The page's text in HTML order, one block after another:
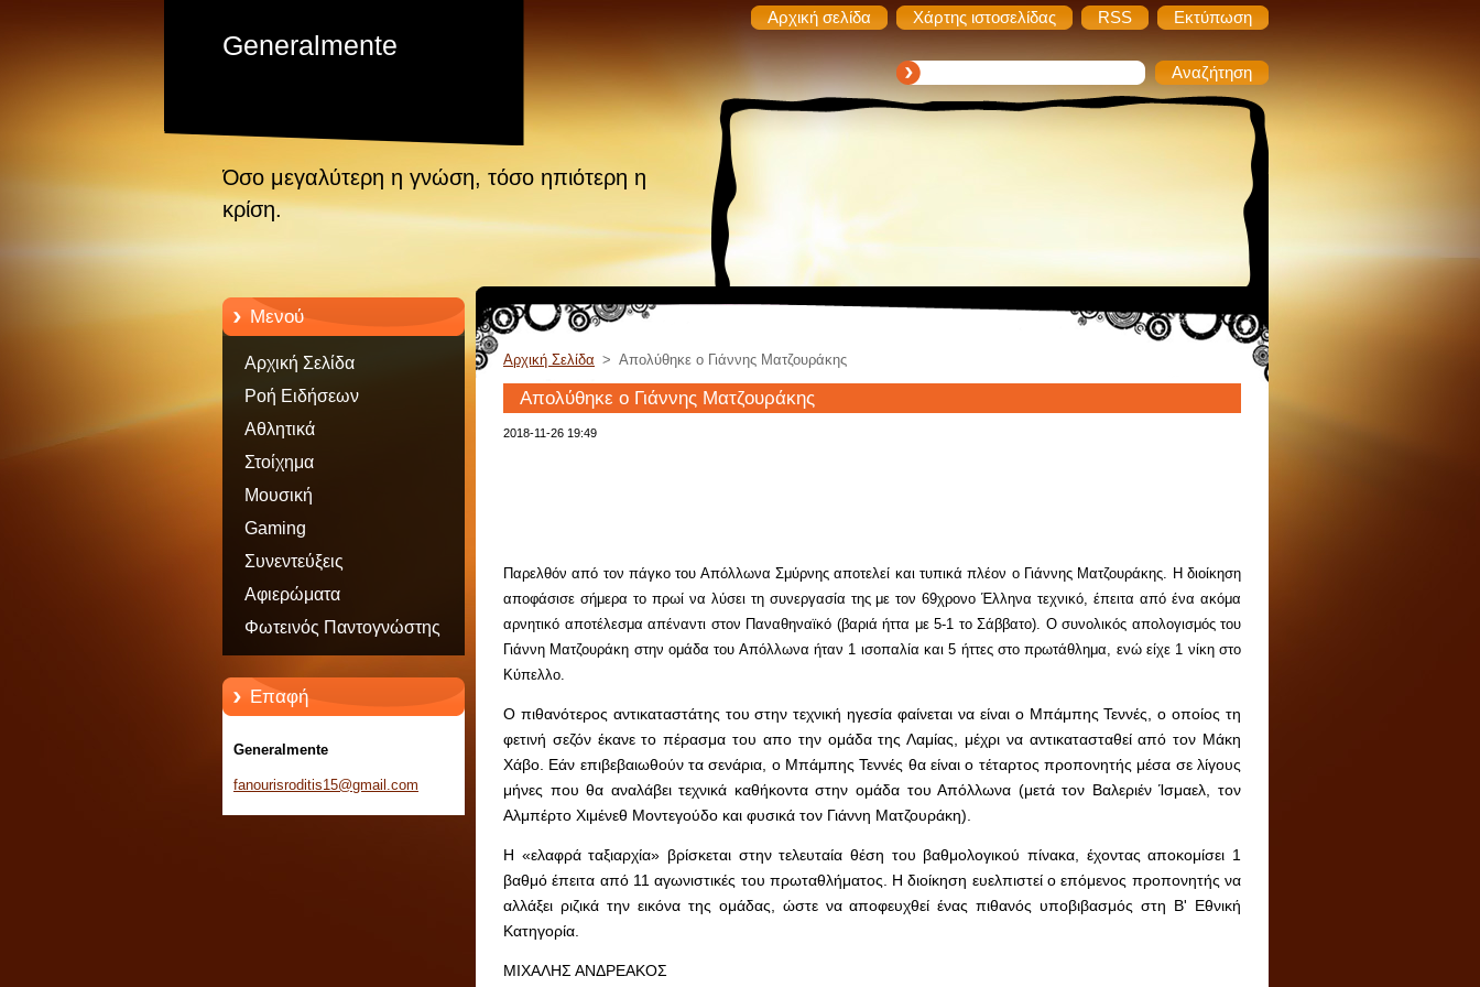
Αρχική σελίδα Χάρτης ιστοσελίδας RSS Εκτύπωση
Generalmente
Όσο μεγαλύτερη η γνώση, τόσο ηπιότερη η
κρίση.
Μενού
Αρχική Σελίδα
Ροή Ειδήσεων
Αθλητικά
Στοίχημα
Μουσική
Gaming
Συνεντεύξεις
Αφιερώματα
Φωτεινός Παντογνώστης
Επαφή
Generalmente
fanourisroditis15@gmail.com
Αρχική Σελίδα > Απολύθηκε ο Γιάννης Ματζουράκης
Απολύθηκε ο Γιάννης Ματζουράκης
2018-11-26 19:49
Παρελθόν από τον πάγκο του Απόλλωνα Σμύρνης αποτελεί και τυπικά πλέον ο Γιάννης Ματζουράκης. Η διοίκηση
αποφάσισε σήμερα το πρωί να λύσει τη συνεργασία της με τον 69χρονο Έλληνα τεχνικό, έπειτα από ένα ακόμα
αρνητικό αποτέλεσμα απέναντι στον Παναθηναϊκό (βαριά ήττα με 5-1 το Σάββατο). Ο συνολικός απολογισμός του
Γιάννη Ματζουράκη στην ομάδα του Απόλλωνα ήταν 1 ισοπαλία και 5 ήττες στο πρωτάθλημα, ενώ είχε 1 νίκη στο
Κύπελλο.
Ο πιθανότερος αντικαταστάτης του στην τεχνική ηγεσία φαίνεται να είναι ο Μπάμπης Τεννές, ο οποίος τη
φετινή σεζόν έκανε το πέρασμα του απο την ομάδα της Λαμίας, μέχρι να αντικατασταθεί από τον Μάκη
Χάβο. Εάν επιβεβαιωθούν τα σενάρια, ο Μπάμπης Τεννές θα είναι ο τέταρτος προπονητής μέσα σε λίγους
μήνες που θα αναλάβει τεχνικά καθήκοντα στην ομάδα του Απόλλωνα (μετά τον Βαλεριέν Ίσμαελ, τον
Αλμπέρτο Χιμένεθ Μοντεγούδο και φυσικά τον Γιάννη Ματζουράκη).
Η «ελαφρά ταξιαρχία» βρίσκεται στην τελευταία θέση του βαθμολογικού πίνακα, έχοντας αποκομίσει 1
βαθμό έπειτα από 11 αγωνιστικές του πρωταθλήματος. Η διοίκηση ευελπιστεί ο επόμενος προπονητής να
αλλάξει ριζικά την εικόνα της ομάδας, ώστε να αποφευχθεί ένας πιθανός υποβιβασμός στη Β' Εθνική
Κατηγορία.
ΜΙΧΑΛΗΣ ΑΝΔΡΕΑΚΟΣ